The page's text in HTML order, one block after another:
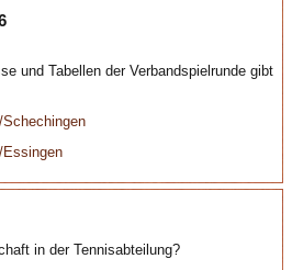
und Tabellen der Verbandspielrunde gibt
Essingen
in der Tennisabteilung?